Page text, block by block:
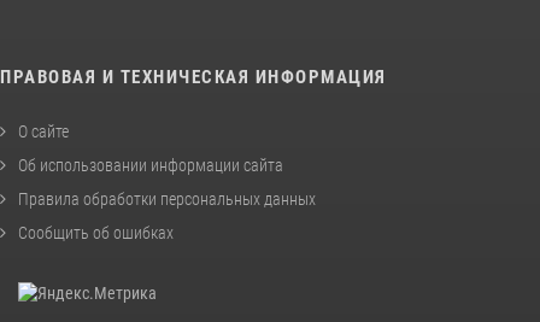
ПРАВОВАЯ И ТЕХНИЧЕСКАЯ ИНФОРМАЦИЯ
О сайте
Об использовании информации сайта
Правила обработки персональных данных
Сообщить об ошибках